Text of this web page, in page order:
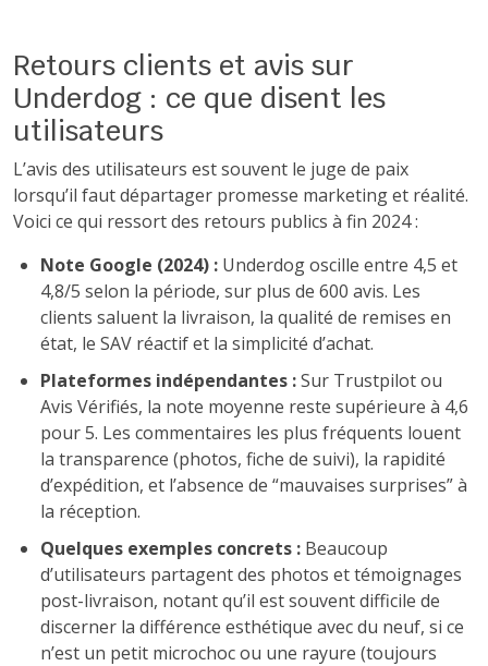
Retours clients et avis sur
Underdog : ce que disent les
utilisateurs
L’avis des utilisateurs est souvent le juge de paix
lorsqu’il faut départager promesse marketing et réalité.
Voici ce qui ressort des retours publics à fin 2024 :
Note Google (2024) : Underdog oscille entre 4,5 et
4,8/5 selon la période, sur plus de 600 avis. Les
clients saluent la livraison, la qualité de remises en
état, le SAV réactif et la simplicité d’achat.
Plateformes indépendantes :Sur Trustpilot ou
Avis Vérifiés, la note moyenne reste supérieure à 4,6
pour 5. Les commentaires les plus fréquents louent
la transparence (photos, fiche de suivi), la rapidité
d’expédition, et l’absence de “mauvaises surprises” à
la réception.
Quelques exemples concrets : Beaucoup
d’utilisateurs partagent des photos et témoignages
post-livraison, notant qu’il est souvent difficile de
discerner la différence esthétique avec du neuf, si ce
n’est un petit microchoc ou une rayure (toujours